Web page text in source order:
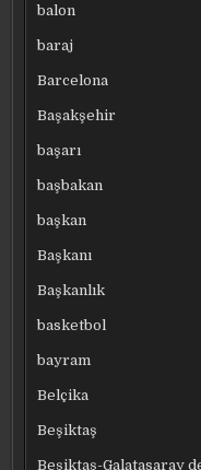
balon
baraj
Barcelona
Başakşehir
başarı
başbakan
başkan
Başkanı
Başkanlık
basketbol
bayram
Belçika
Beşiktaş
Beşiktaş-Galatasaray